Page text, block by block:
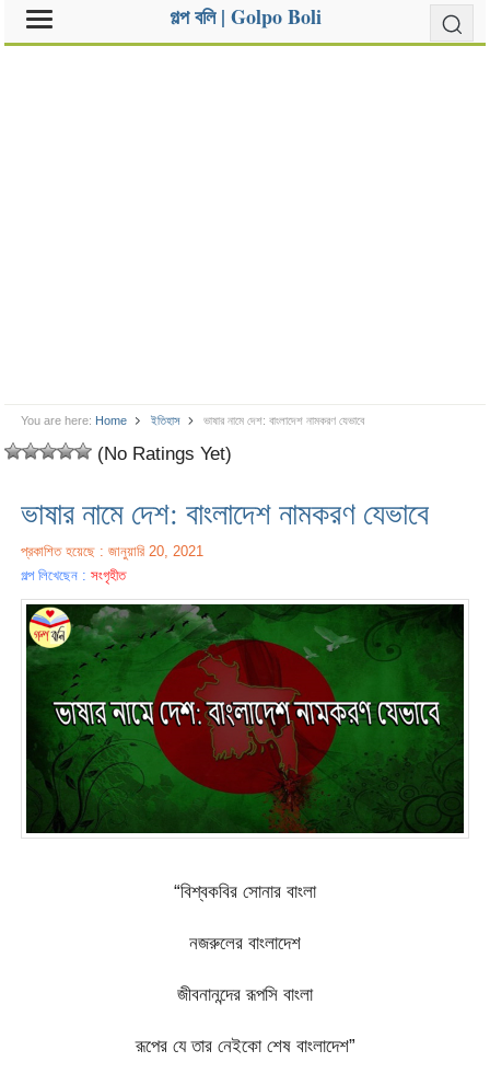
গল্প বলি | Golpo Boli
You are here: Home ইতিহাস ভাষার নামে দেশ: বাংলাদেশ নামকরণ যেভাবে
(No Ratings Yet)
ভাষার নামে দেশ: বাংলাদেশ নামকরণ যেভাবে
প্রকাশিত হয়েছে : জানুয়ারি 20, 2021
গল্প লিখেছেন :সংগৃহীত
“বিশ্বকবির সোনার বাংলা
নজরুলের বাংলাদেশ
জীবনানন্দের রূপসি বাংলা
রূপের যে তার নেইকো শেষ বাংলাদেশ”